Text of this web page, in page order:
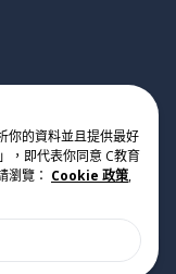
你的資料並且提供最好
，即代表你同意 C教育
瀏覽： Cookie 政策,